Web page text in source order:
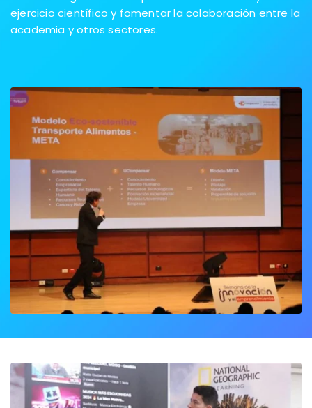
ejercicio científico y fomentar la colaboración entre la
academia y otros sectores.